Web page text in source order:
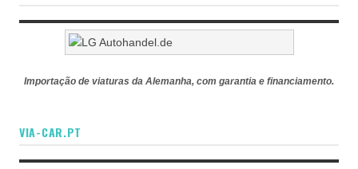
Importação de viaturas da Alemanha, com garantia e financiamento.
VIA-CAR.PT